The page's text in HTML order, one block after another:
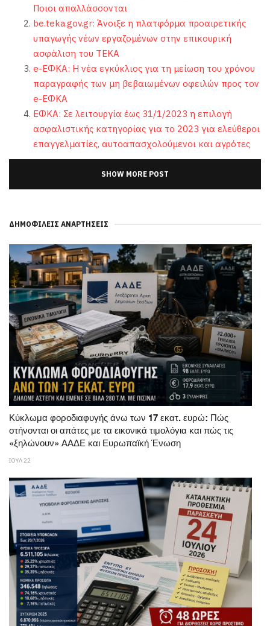
Ποιοι απαλλάσσονται
be.teka.gov.gr: Άνοιξε η πλατφόρμα προαιρετικής
υπαγωγής νέων εργαζομένων στην επικουρική
ασφάλιση του ΤΕΚΑ
e-ΕΦΚΑ: Η νέα εγκύκλιος για τη μείωση του χρόνου
παραγραφής των μη βεβαιωμένων οφειλών προς τον
e-ΕΦΚΑ
ΕΦΚΑ: Σε λειτουργία έως 31/1/2023 η επιλογή
ασφαλιστικής κατηγορίας για το 2023 για ελεύθεροι
επαγγελματίες, αυτοαπασχολούμενοι και αγρότες
SHOW MORE POST
ΔΗΜΟΦΙΛΕΊΣ ΑΝΑΡΤΉΣΕΙΣ
Κύκλωμα φοροδιαφυγής άνω των 17 εκατ. ευρώ: Πώς
στήνονται οι απάτες με τα εικονικά τιμολόγια και πώς τις
«ξηλώνουν» ΑΑΔΕ και Ευρωπαϊκή Ένωση
ΙΟΥΛ 22